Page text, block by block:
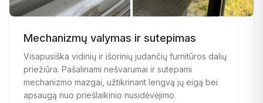
:Langas su šiuolaikine daugiataške užrakto sistema
Mechanizmų valymas ir sutepimas
Visapusiška vidinių ir išorinių judančių furnitūros dalių
priežiūra. Pašalinami nešvarumai ir sutepami
mechanizmo mazgai, užtikrinant lengvą jų eigą bei
apsaugą nuo priešlaikinio nusidėvėjimo.